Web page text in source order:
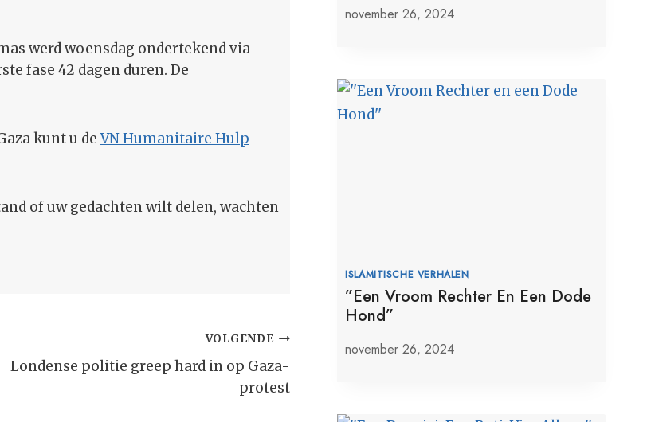
werd woensdag ondertekend via
fase 42 dagen duren. De
kunt u deVN Humanitaire Hulp
of uw gedachten wilt delen, wachten
VOLGENDE
Londense politie greep hard in op Gaza-
protest
november 26, 2024
ISLAMITISCHE VERHALEN
”Een Vroom Rechter En Een Dode
Hond”
november 26, 2024